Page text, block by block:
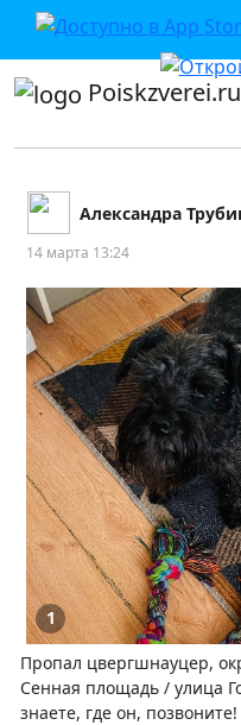
Poiskzverei.ru
Александра
14 марта 13:24
1
Пропал цвергшнауцер,
Сенная площадь / улица
знаете, где он,